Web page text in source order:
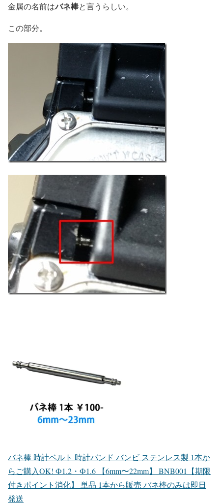
金属の名前はバネ棒と言うらしい。
この部分。
バネ棒 時計ベルト 時計バンド バンビ ステンレス製 1本か
らご購入OK! Ф1.2・Ф1.6 【6mm〜22mm】 BNB001【期限
付きポイント消化】 単品 1本から販売 バネ棒のみは即日
発送